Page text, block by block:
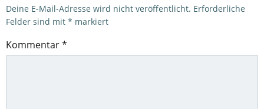
Deine E-Mail-Adresse wird nicht veröffentlicht. Erforderliche
Felder sind mit * markiert
Kommentar*